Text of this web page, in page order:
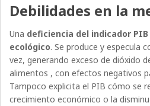
Debilidades en la
Una deficiencia del indicador PIB
ecológico. Se produce y especula
vez, generando exceso de dióxido
alimentos , con efectos negativos
Tampoco explicita el PIB cómo se
crecimiento económico o la